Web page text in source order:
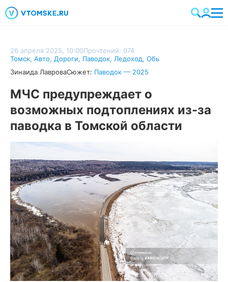
26 апреля 2025, 10:00Прочтений: 974
Томск, Авто, Дороги, Паводок, Ледоход, Обь
Зинаида ЛавроваСюжет: Паводок — 2025
МЧС предупреждает о
возможных подтоплениях из-за
паводка в Томской области